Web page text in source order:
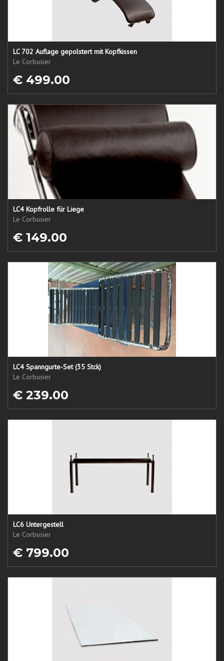
LC 702 Auflage gepolstert mit Kopfkissen
Le Corbusier
€ 499.00
LC4 Kopfrolle für Liege
Le Corbusier
€ 149.00
LC4 Spanngurte-Set (35 Stck)
Le Corbusier
€ 239.00
LC6 Untergestell
Le Corbusier
€ 799.00